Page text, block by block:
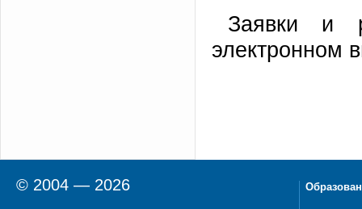
Заявки и
электронном
© 2004 — 2026